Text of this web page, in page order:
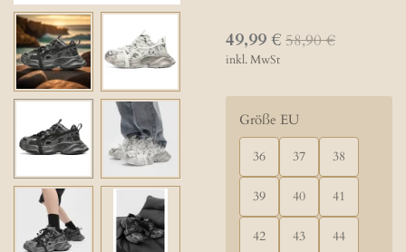
49,99 € 58,90 €
inkl. MwSt
Größe EU
36 37 38
39 40 41
42 43 44